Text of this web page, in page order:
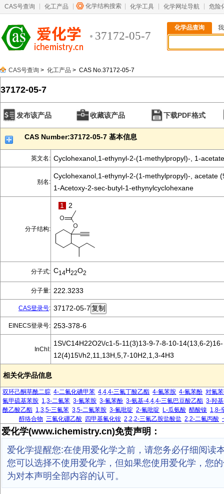
CAS号查询 化工产品 化学结构搜索 化学工具 化学网址导航 危险
37172-05-7
化学品查询
CAS号查询 > 化工产品 > CAS No.37172-05-7
37172-05-7
发布该产品 收藏该产品 下载PDF格式
CAS Number:37172-05-7 基本信息
英文名: Cyclohexanol,1-ethynyl-2-(1-methylpropyl)-, 1-acetate
别名:
Cyclohexanol,1-ethynyl-2-(1-methylpropyl)-, acetate
1-Acetoxy-2-sec-butyl-1-ethynylcyclohexane
分子结构:
1 2
分子式: C14H22O2
分子量: 222.3233
CAS登录号: 37172-05-7
EINECS登录号: 253-378-6
InChI:
1S\/C14H22O2\/c1-5-11(3)13-9-7-8-10-14(13,6-2)16-
12(4)15\/h2,11,13H,5,7-10H2,1,3-4H3
相关化学品信息
双环己酮草酰二腙 4-二氟化碘甲苯 4,4,4-三氟丁酸乙酯 4-氟苯胺 4-氟苯酚 对氟
氟甲硫基苯胺 1,3-二氟苯 3-氟苯胺 3-氟苯酚 3-氨基-4,4,4-三氟巴豆酸乙酯 3-羟
酰乙酸乙酯 1,3,5-三氟苯 3,5-二氟苯胺 3-氟吡啶 2-氟吡啶 L-瓜氨酸 醋酸镍 1,8-
醇络合物 三氟化硼乙酸 四甲基氟化铵 2,2,2-三氟乙胺盐酸盐 2,2-二氟丙酸
爱化学(www.ichemistry.cn)免责声明：
爱化学提醒您:在使用爱化学之前，请您务必仔细阅读
您可以选择不使用爱化学，但如果您使用爱化学，您
为对本声明全部内容的认可。